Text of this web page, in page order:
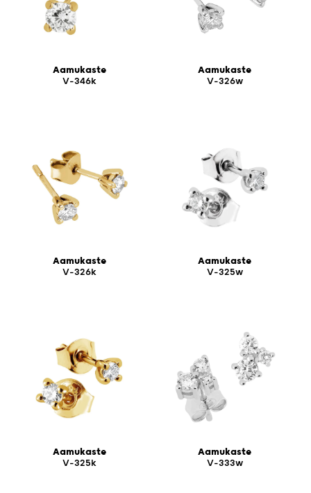
Aamukaste
V-346k
Aamukaste
V-326w
Aamukaste
V-326k
Aamukaste
V-325w
Aamukaste
V-325k
Aamukaste
V-333w